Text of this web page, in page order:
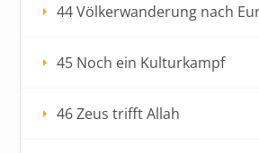
44 Völkerwanderung nach
45 Noch ein Kulturkampf
46 Zeus trifft Allah